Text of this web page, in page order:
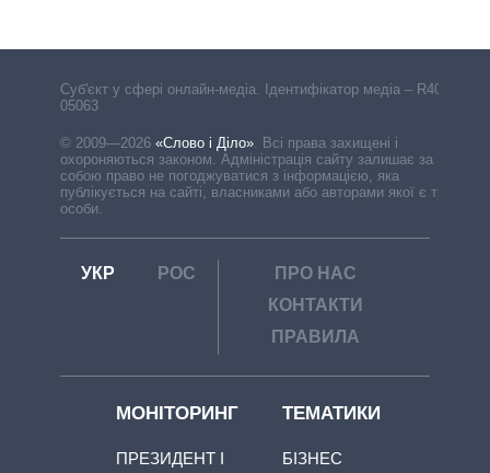
Cуб'єкт у сфері онлайн-медіа. Ідентифікатор медіа – R40-
05063
© 2009—2026 «Слово і Діло»
Всі права захищені і
охороняються законом. Адміністрація сайту залишає за
собою право не погоджуватися з інформацією, яка
публікується на сайті, власниками або авторами якої є треті
особи.
УКР РОС
ПРО НАС
КОНТАКТИ
ПРАВИЛА
МОНІТОРИНГ
ПРЕЗИДЕНТ І
ТЕМАТИКИ
БІЗНЕС